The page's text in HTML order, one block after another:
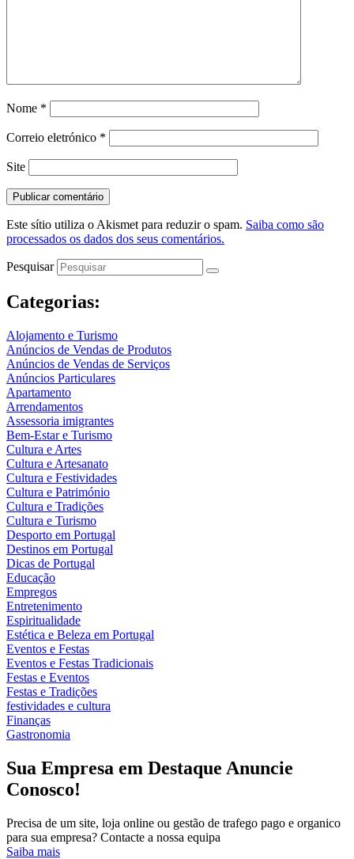
Nome *
Correio eletrónico *
Site
Este sítio utiliza o Akismet para reduzir o spam. Saiba como são
processados os dados dos seus comentários.
Pesquisar
Categorias:
Alojamento e Turismo
Anúncios de Vendas de Produtos
Anúncios de Vendas de Serviços
Anúncios Particulares
Apartamento
Arrendamentos
Assessoria imigrantes
Bem-Estar e Turismo
Cultura e Artes
Cultura e Artesanato
Cultura e Festividades
Cultura e Património
Cultura e Tradições
Cultura e Turismo
Desporto em Portugal
Destinos em Portugal
Dicas de Portugal
Educação
Empregos
Entretenimento
Espiritualidade
Estética e Beleza em Portugal
Eventos e Festas
Eventos e Festas Tradicionais
Festas e Eventos
Festas e Tradições
festividades e cultura
Finanças
Gastronomia
Sua Empresa em Destaque Anuncie
Conosco!
Precisa de um site, loja online ou gestão de trafego pago e organico
para sua empresa? Contacte a nossa equipa
Saiba mais